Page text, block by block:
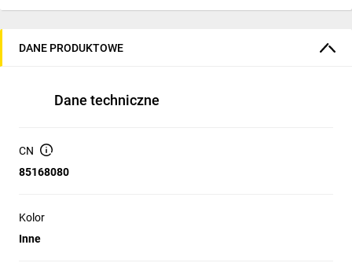
DANE PRODUKTOWE
Dane techniczne
CN
85168080
Kolor
Inne